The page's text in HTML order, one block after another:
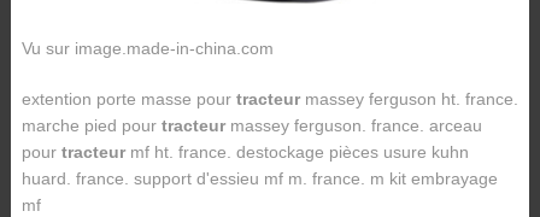
Vu sur image.made-in-china.com
extention porte masse pour tracteurmassey ferguson ht. france.
marche pied pour tracteurmassey ferguson. france. arceau
pour tracteurmf ht. france. destockage pièces usure kuhn
huard. france. support d'essieu mf m. france. m kit embrayage
mf